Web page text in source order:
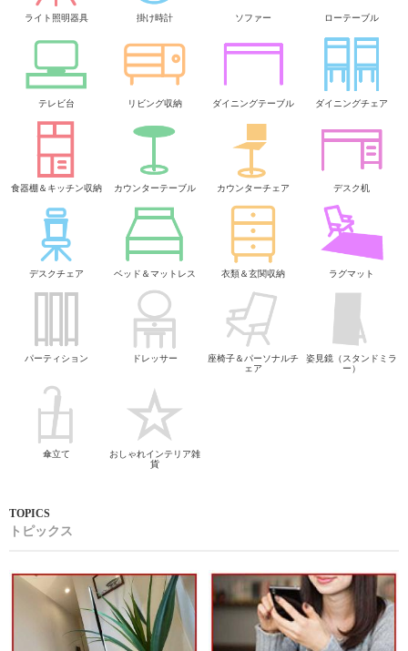
ライト照明器具 掛け時計 ソファー ローテーブル
テレビ台 リビング収納 ダイニングテーブル ダイニングチェア
食器棚＆キッチン収納 カウンターテーブル カウンターチェア デスク机
デスクチェア ベッド＆マットレス 衣類＆玄関収納 ラグマット
パーティション ドレッサー
座椅子＆パーソナルチ
ェア
姿見鏡（スタンドミラ
ー）
傘立て
おしゃれインテリア雑
貨
トピックス